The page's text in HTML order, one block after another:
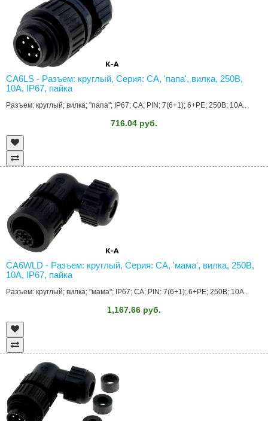
CA6LS - Разъем: круглый, Серия: CA, 'папа', вилка, 250В,
10А, IP67, пайка
Разъем: круглый; вилка; "папа"; IP67; CA; PIN: 7(6+1); 6+PE; 250В; 10А..
716.04 руб.
CA6WLD - Разъем: круглый, Серия: CA, 'мама', вилка, 250В,
10А, IP67, пайка
Разъем: круглый; вилка; "мама"; IP67; CA; PIN: 7(6+1); 6+PE; 250В; 10А..
1,167.66 руб.